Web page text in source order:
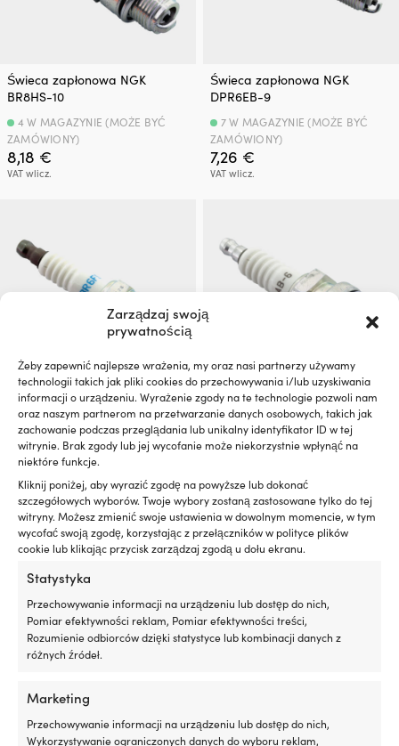
Zarządzaj swoją
prywatnością
Żeby zapewnić najlepsze wrażenia, my oraz nasi partnerzy używamy
technologii takich jak pliki cookies do przechowywania i/lub uzyskiwania
informacji o urządzeniu. Wyrażenie zgody na te technologie pozwoli nam
oraz naszym partnerom na przetwarzanie danych osobowych, takich jak
zachowanie podczas przeglądania lub unikalny identyfikator ID w tej
witrynie. Brak zgody lub jej wycofanie może niekorzystnie wpłynąć na
niektóre funkcje.
Kliknij poniżej, aby wyrazić zgodę na powyższe lub dokonać
szczegółowych wyborów. Twoje wybory zostaną zastosowane tylko do tej
witryny. Możesz zmienić swoje ustawienia w dowolnym momencie, w tym
wycofać swoją zgodę, korzystając z przełączników w polityce plików
cookie lub klikając przycisk zarządzaj zgodą u dołu ekranu.
Statystyka
Przechowywanie informacji na urządzeniu lub dostęp do nich,
Pomiar efektywności reklam, Pomiar efektywności treści,
Rozumienie odbiorców dzięki statystyce lub kombinacji danych z
różnych źródeł.
Marketing
Przechowywanie informacji na urządzeniu lub dostęp do nich,
Wykorzystywanie ograniczonych danych do wyboru reklam,
Świeca zapłonowa NGK
BR8HS-10
8,18 €
VAT wlicz.
4 W MAGAZYNIE (MOŻE BYĆ
ZAMÓWIONY)
Świeca zapłonowa NGK
DPR6EB-9
7,26 €
VAT wlicz.
7 W MAGAZYNIE (MOŻE BYĆ
ZAMÓWIONY)
Świeca zapłonowa NGK BR6FS
8,18€
VAT wlicz.
18 W MAGAZYNIE (MOŻE BYĆ
ZAMÓWIONY)
Świeca zapłonowa NGK AB6
VAT wlicz.
1 W MAGAZYNIE (MOŻE BYĆ
ZAMÓWIONY)
Świeca zapłonowa NGK B7HS
Świeca zapłonowa NGK
BPR6ES